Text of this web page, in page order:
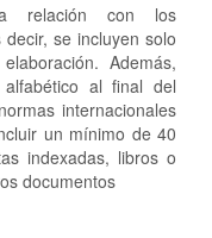
relación con los
se incluyen solo
Además,
al final del
internacionales
un mínimo de 40
indexadas, libros o
documentos